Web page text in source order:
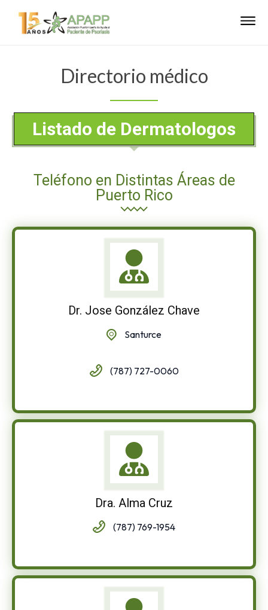
Directorio médico
Listado de Dermatologos
Teléfono en Distintas Áreas de
Puerto Rico
Dr. Jose González Chave
Santurce
(787) 727-0060
Dra. Alma Cruz
(787) 769-1954